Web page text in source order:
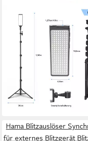
DIGIPOWER
DPS-TPL hochwertige
Beleuchtung, Studiolicht
Studio-Stativ-Blitz
UVP 349,00 €
16,44 €
mtl. in 12 Raten
-48%
lieferbar - in 3-4 Werktagen
Hama Blitzauslöser
für externes Blitzgerät